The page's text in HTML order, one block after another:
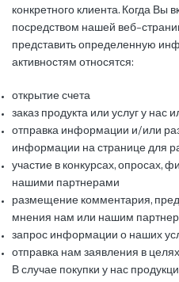
конкретного клиента. Когда Вы
посредством нашей веб-
представить определенную
активностям относятся:
открытие счета
заказ продукта или услуг у нас
отправка информации и/или
информации на странице для
участие в конкурсах, опросах,
нашими партнерами
размещение комментария,
мнения нам или нашим
запрос информации о наших
отправка нам заявления в
В случае покупки у нас